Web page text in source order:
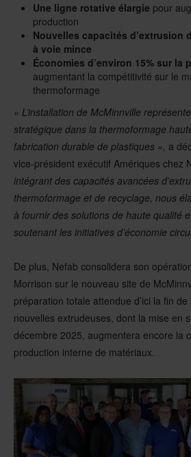
Une ligne rotative élargie pour
production
Nouvelles capacités d’extrusion
à voie mince
Économies d’environ 15% sur
augmentant la compétitivité sur le
thermoformage
« L’installation de McMinnville
stratégique dans la thermoformage
fabrication durable de plastiques », a
vice-président exécutif Amériques chez
intégrant des capacités avancées
thermoformage et de recyclage, nous
à fournir des solutions de haute qualité
soutenant les initiatives d’économie
De plus, Nefab consolidera son
Morrison sur le nouveau site de
préparation totale attendue d’ici la fin de
nouvelles extrudeuses, dont la mise en
décembre 2025, augmentera encore la
production interne de matériaux.